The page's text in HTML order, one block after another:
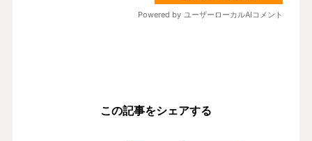
この記事をシェアする